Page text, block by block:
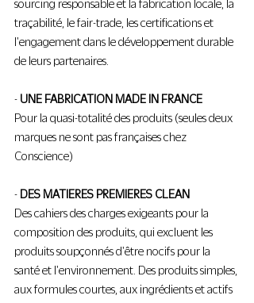
sourcing responsable et la fabrication locale, la
traçabilité, le fair-trade, les certifications et
l'engagement dans le développement durable
de leurs partenaires.
- UNE FABRICATION MADE IN FRANCE
Pour la quasi-totalité des produits (seules deux
marques ne sont pas françaises chez
Conscience)
- DES MATIERES PREMIERES CLEAN
Des cahiers des charges exigeants pour la
composition des produits, qui excluent les
produits soupçonnés d'être nocifs pour la
santé et l'environnement. Des produits simples,
aux formules courtes, aux ingrédients et actifs